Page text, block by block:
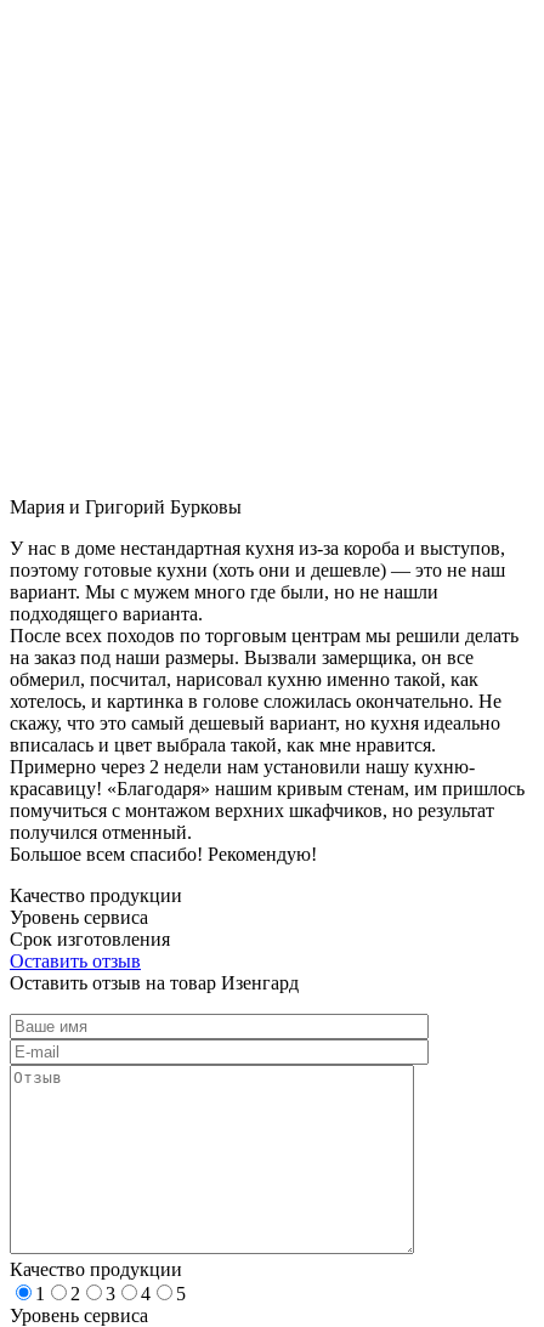
Мария и Григорий Бурковы
У нас в доме нестандартная кухня из-за короба и выступов,
поэтому готовые кухни (хоть они и дешевле) — это не наш
вариант. Мы с мужем много где были, но не нашли
подходящего варианта.
После всех походов по торговым центрам мы решили делать
на заказ под наши размеры. Вызвали замерщика, он все
обмерил, посчитал, нарисовал кухню именно такой, как
хотелось, и картинка в голове сложилась окончательно. Не
скажу, что это самый дешевый вариант, но кухня идеально
вписалась и цвет выбрала такой, как мне нравится.
Примерно через 2 недели нам установили нашу кухню-
красавицу! «Благодаря» нашим кривым стенам, им пришлось
помучиться с монтажом верхних шкафчиков, но результат
получился отменный.
Большое всем спасибо! Рекомендую!
Качество продукции
Уровень сервиса
Срок изготовления
Оставить отзыв
Оставить отзыв на товар Изенгард
Качество продукции
1
2 3 4
5
Уровень сервиса